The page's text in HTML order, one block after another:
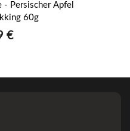
- Persischer Apfel
60g
€